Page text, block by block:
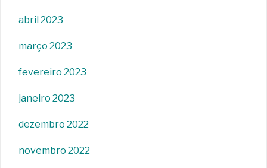
abril 2023
março 2023
fevereiro 2023
janeiro 2023
dezembro 2022
novembro 2022